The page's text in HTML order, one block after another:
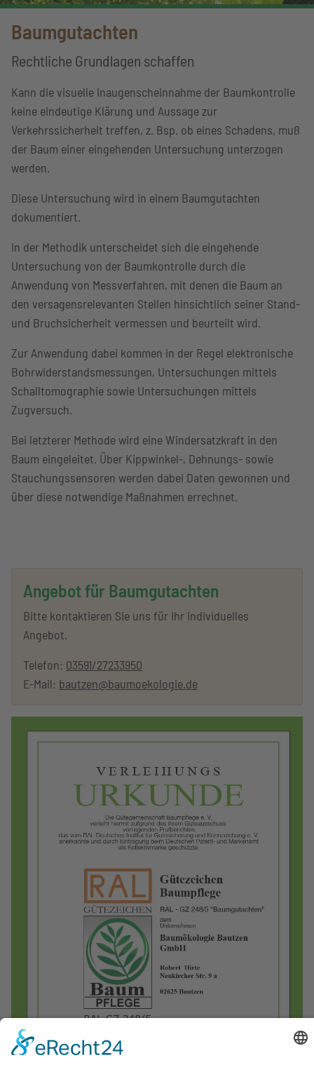
Baumgutachten
Rechtliche Grundlagen schaffen
Kann die visuelle Inaugenscheinnahme der Baumkontrolle
keine eindeutige Klärung und Aussage zur
Verkehrssicherheit treffen, z. Bsp. ob eines Schadens, muß
der Baum einer eingehenden Untersuchung unterzogen
werden.
Diese Untersuchung wird in einem Baumgutachten
dokumentiert.
In der Methodik unterscheidet sich die eingehende
Untersuchung von der Baumkontrolle durch die
Anwendung von Messverfahren, mit denen die Baum an
den versagensrelevanten Stellen hinsichtlich seiner Stand-
und Bruchsicherheit vermessen und beurteilt wird.
Zur Anwendung dabei kommen in der Regel elektronische
Bohrwiderstandsmessungen, Untersuchungen mittels
Schalltomographie sowie Untersuchungen mittels
Zugversuch.
Bei letzterer Methode wird eine Windersatzkraft in den
Baum eingeleitet. Über Kippwinkel-, Dehnungs- sowie
Stauchungssensoren werden dabei Daten gewonnen und
über diese notwendige Maßnahmen errechnet.
Angebot für Baumgutachten
Bitte kontaktieren Sie uns für Ihr individuelles
Angebot.
Telefon: 03591/27233950
E-Mail: bautzen@baumoekologie.de